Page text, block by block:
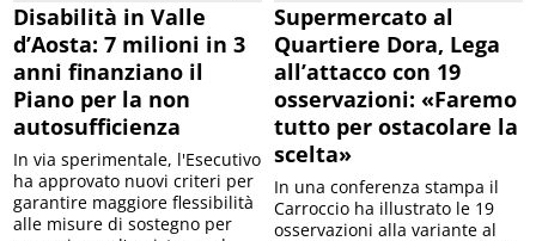
Disabilità in Valle
d’Aosta: 7 milioni in 3
anni finanziano il
Piano per la non
autosufficienza
In via sperimentale, l'Esecutivo
ha approvato nuovi criteri per
garantire maggiore flessibilità
alle misure di sostegno per
Supermercato al
Quartiere Dora, Lega
all’attacco con 19
osservazioni: «Faremo
tutto per ostacolare la
scelta»
In una conferenza stampa il
Carroccio ha illustrato le 19
osservazioni alla variante al